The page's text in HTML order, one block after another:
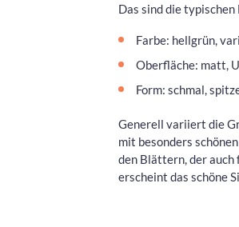
Das sind die
Farbe: hellgrün,
Oberfläche: matt,
Form: schmal,
Generell variiert die
mit besonders
den Blättern, der
erscheint das schöne